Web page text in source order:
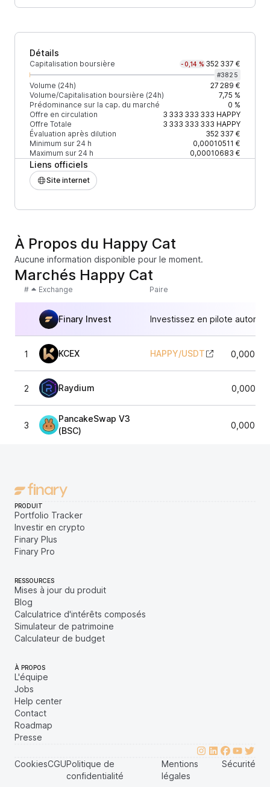
Détails
Capitalisation boursière -0,14 % 352 337 €
#3825
Volume (24h)
27 289 €
Volume/Capitalisation boursière (24h)
7,75 %
Prédominance sur la cap. du marché
0 %
Offre en circulation
3 333 333 333 HAPPY
Offre Totale
3 333 333 333 HAPPY
Évaluation après dilution
352 337 €
Minimum sur 24 h
0,00010511 €
Maximum sur 24 h
0,00010683 €
Liens officiels
Site internet
À Propos du Happy Cat
Aucune information disponible pour le moment.
Marchés Happy Cat
# Exchange Paire
Finary Invest Investissez en pilote
1 KCEX HAPPY/USDT
2 Raydium
3
PancakeSwap V3
(BSC)
PRODUIT
Portfolio Tracker
Investir en crypto
Finary Plus
Finary Pro
RESSOURCES
Mises à jour du produit
Blog
Calculatrice d'intérêts composés
Simulateur de patrimoine
Calculateur de budget
À PROPOS
L'équipe
Jobs
Help center
Contact
Roadmap
Presse
CookiesCGUPolitique de
confidentialité
Mentions
légales
Sécurité